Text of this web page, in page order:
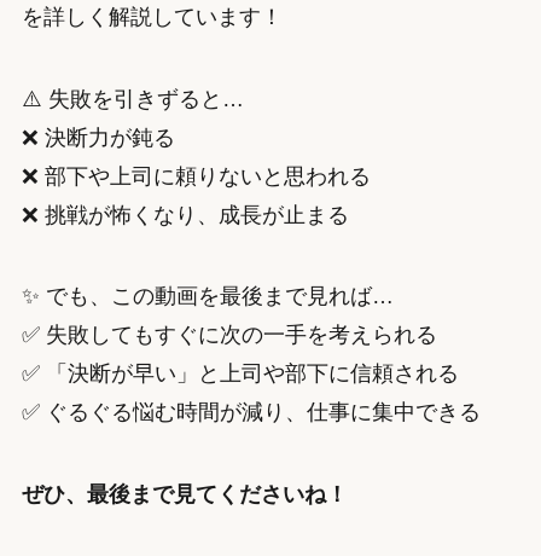
を詳しく解説しています！
⚠️ 失敗を引きずると…
❌ 決断力が鈍る
❌ 部下や上司に頼りないと思われる
❌ 挑戦が怖くなり、成長が止まる
✨ でも、この動画を最後まで見れば…
✅ 失敗してもすぐに次の一手を考えられる
✅ 「決断が早い」と上司や部下に信頼される
✅ ぐるぐる悩む時間が減り、仕事に集中できる
ぜひ、最後まで見てくださいね！